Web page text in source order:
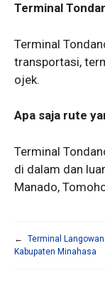
Terminal
Terminal
transportasi,
ojek.
Apa saja rute
Terminal
di dalam dan
Manado,
←
Terminal Langowan
Kabupaten Minahasa